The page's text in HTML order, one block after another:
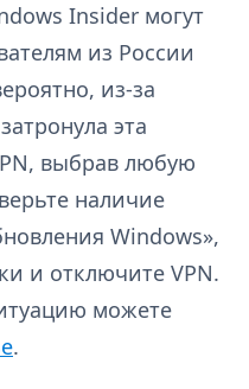
Insider могут
из России
из-за
эта
выбрав любую
наличие
Windows»,
и отключите VPN.
можете
.